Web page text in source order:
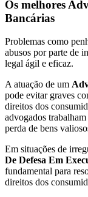
Os melhores
Bancárias
Problemas como
abusos por parte de
legal ágil e eficaz.
A atuação de um
pode evitar graves
direitos dos
advogados
perda de bens
Em situações de
De Defesa Em
fundamental para
direitos dos